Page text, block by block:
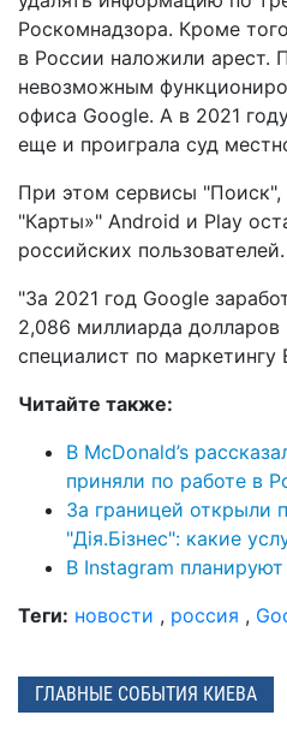
Роскомнадзора. Кроме
в России наложили арест.
невозможным
офиса Google. А в 2021
еще и проиграла суд
При этом сервисы "Поиск",
"Карты»" Android и Play
российских пользователей.
"За 2021 год Google
2,086 миллиарда
специалист по маркетингу
Читайте также:
В McDonald’s
приняли по работе в
За границей открыли
"Дія.Бізнес": какие
В Instagram планируют
Теги: новости , россия ,
ГЛАВНЫЕ СОБЫТИЯ КИЕВА